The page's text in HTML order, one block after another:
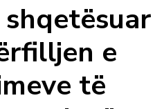
shqetësuar
e
të